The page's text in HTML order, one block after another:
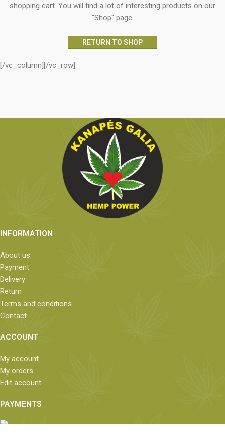
shopping cart. You will find a lot of interesting products on our
"Shop" page.
RETURN TO SHOP
[/vc_column][/vc_row]
INFORMATION
About us
Payment
Delivery
Return
Terms and conditions
Contact
ACCOUNT
My account
My orders
Edit account
PAYMENTS